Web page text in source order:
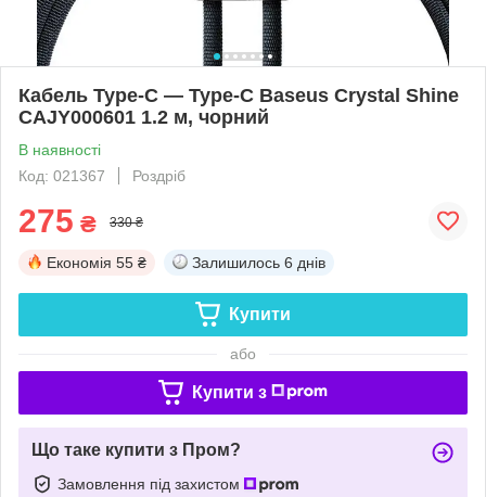
Кабель Type-C — Type-C Baseus Crystal Shine
CAJY000601 1.2 м, чорний
В наявності
Код: 021367
Роздріб
275 ₴ 330 ₴
Економія 55 ₴ Залишилось 6 днів
Купити
або
Купити з
Що таке купити з Пром?
Замовлення під захистом